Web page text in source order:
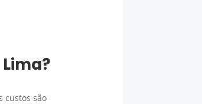
?
custos são